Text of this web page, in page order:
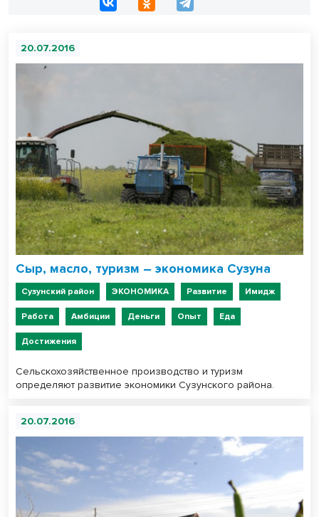
20.07.2016
Сыр, масло, туризм – экономика Сузуна
Сузунский район ЭКОНОМИКА Развитие Имидж
Работа Амбиции Деньги Опыт Еда
Достижения
Сельскохозяйственное производство и туризм
определяют развитие экономики Сузунского района.
20.07.2016